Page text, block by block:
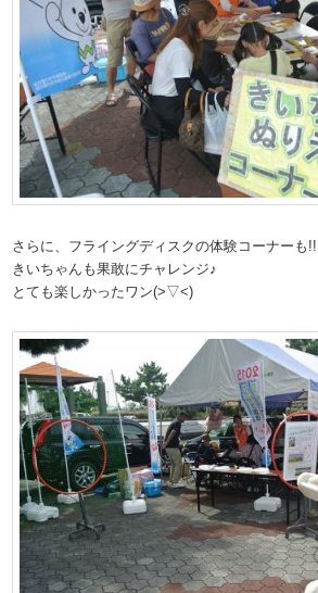
さらに、フライングディスクの体験コーナーも!!
きいちゃんも果敢にチャレンジ♪
とても楽しかったワン(>▽<)